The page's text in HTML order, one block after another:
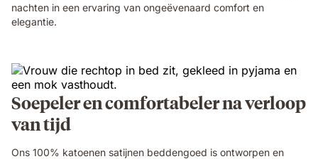
nachten in een ervaring van ongeëvenaard comfort en
elegantie.
Soepeler en comfortabeler na verloop
van tijd
Ons 100% katoenen satijnen beddengoed is ontworpen en